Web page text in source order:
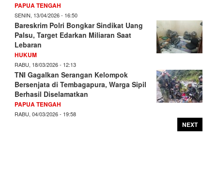
PAPUA TENGAH
SENIN, 13/04/2026 - 16:50
Bareskrim Polri Bongkar Sindikat Uang
Palsu, Target Edarkan Miliaran Saat
Lebaran
HUKUM
RABU, 18/03/2026 - 12:13
TNI Gagalkan Serangan Kelompok
Bersenjata di Tembagapura, Warga Sipil
Berhasil Diselamatkan
PAPUA TENGAH
RABU, 04/03/2026 - 19:58
NEXT